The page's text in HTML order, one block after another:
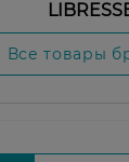
Все товары